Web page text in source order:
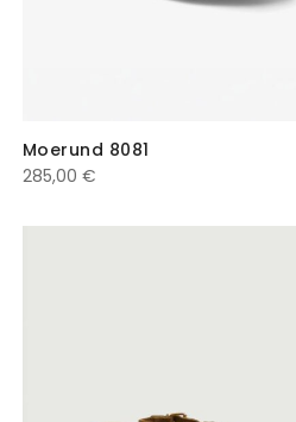
Moerund 8081
285,00 €